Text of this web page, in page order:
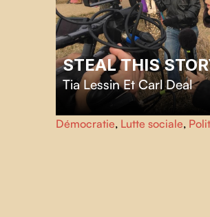
STEAL THIS
Tia Lessin Et Carl Deal
Ce film suit l'intrépide journaliste
Goodman (Democracy Now!) sur
Démocratie, Lutte sociale,